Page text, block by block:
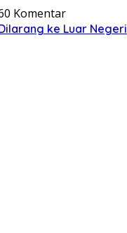
0 Komentar
ke Luar Negeri